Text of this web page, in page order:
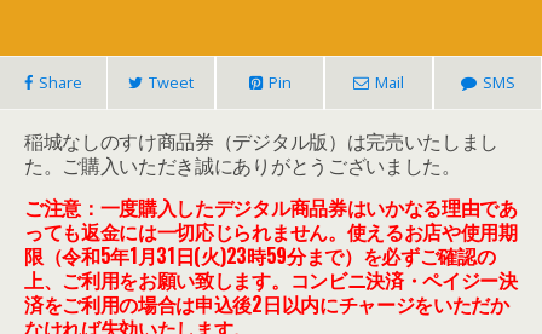
Share Tweet Pin Mail SMS
稲城なしのすけ商品券（デジタル版）は完売いたしまし
た。ご購入いただき誠にありがとうございました。
ご注意：一度購入したデジタル商品券はいかなる理由であ
っても返金には一切応じられません。使えるお店や使用期
限（令和5年1月31日(火)23時59分まで）を必ずご確認の
上、ご利用をお願い致します。コンビニ決済・ペイジー決
済をご利用の場合は申込後2日以内にチャージをいただか
なければ失効いたします。